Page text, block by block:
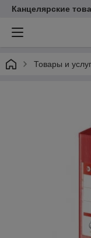
Канцелярские
Товары и